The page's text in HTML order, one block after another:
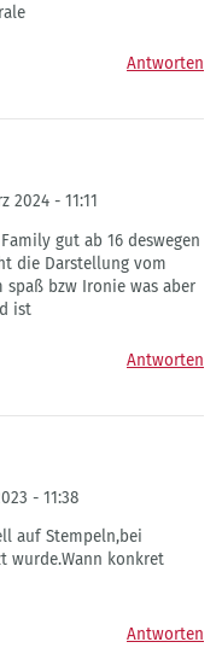
Antworten
2024 - 11:11
gut ab 16 deswegen
die Darstellung vom
spaß bzw Ironie was aber
ist
Antworten
- 11:38
auf Stempeln,bei
wurde.Wann konkret
Antworten